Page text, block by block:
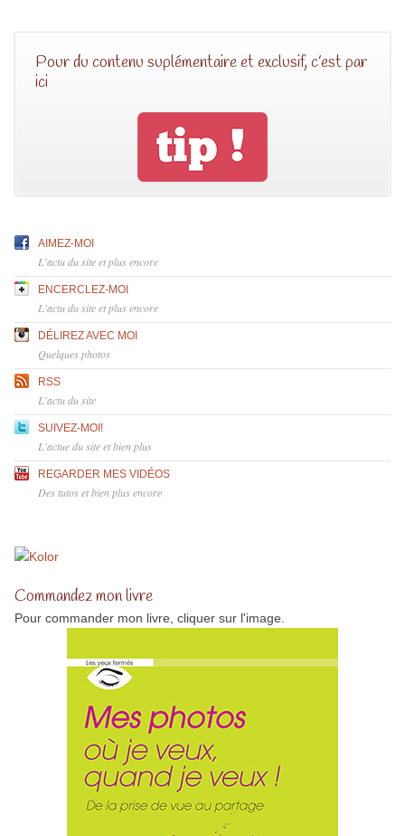
Pour du contenu suplémentaire et exclusif, c’est par
ici
AIMEZ-MOI
L'actu du site et plus encore
ENCERCLEZ-MOI
L'actu du site et plus encore
DÉLIREZ AVEC MOI
Quelques photos
RSS
L'actu du site
SUIVEZ-MOI!
L'actue du site et bien plus
REGARDER MES VIDÉOS
Des tutos et bien plus encore
Commandez mon livre
Pour commander mon livre, cliquer sur l'image.